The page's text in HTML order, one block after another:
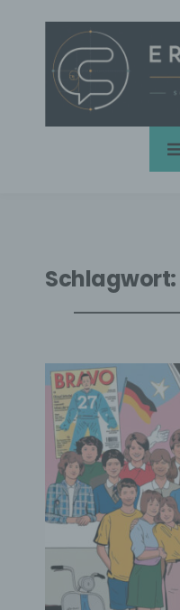
Schlagwort: